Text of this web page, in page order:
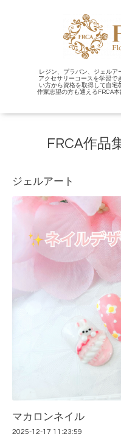
レジン、プラバン、ジェル
アクセサリーコースを学習で
い方から資格を取得して自宅
作家志望の方も通えるFRCA
FRCA作品
ジェルアート
マカロンネイル
2025-12-17 11:23:59